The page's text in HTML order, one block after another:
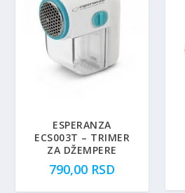
ESPERANZA
ECS003T – TRIMER
ZA DŽEMPERE
790,00 RSD